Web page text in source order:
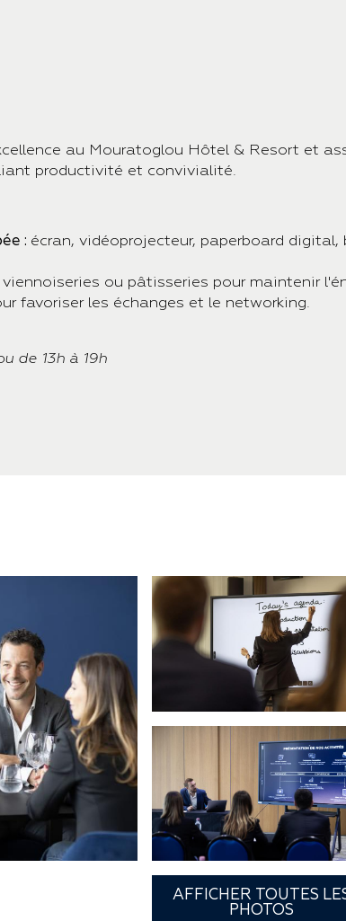
au Mouratoglou Hôtel & Resort et
productivité et convivialité.
: écran, vidéoprojecteur, paperboard
ou pâtisseries pour maintenir
favoriser les échanges et le networking.
de 13h à 19h
AFFICHER TOUTES
PHOTOS